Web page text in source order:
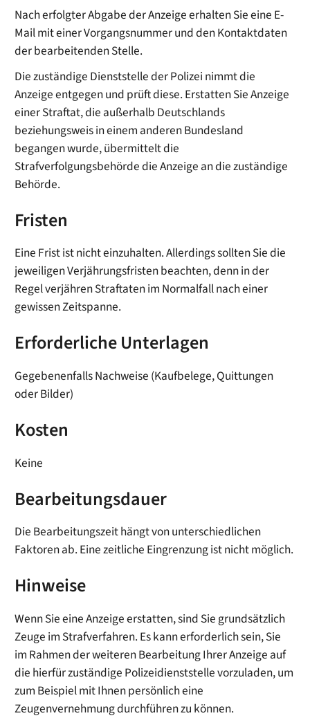
Nach erfolgter Abgabe der Anzeige erhalten Sie eine E-
Mail mit einer Vorgangsnummer und den Kontaktdaten
der bearbeitenden Stelle.
Die zuständige Dienststelle der Polizei nimmt die
Anzeige entgegen und prüft diese. Erstatten Sie Anzeige
einer Straftat, die außerhalb Deutschlands
beziehungsweis in einem anderen Bundesland
begangen wurde, übermittelt die
Strafverfolgungsbehörde die Anzeige an die zuständige
Behörde.
Fristen
Eine Frist ist nicht einzuhalten. Allerdings sollten Sie die
jeweiligen Verjährungsfristen beachten, denn in der
Regel verjähren Straftaten im Normalfall nach einer
gewissen Zeitspanne.
Erforderliche Unterlagen
Gegebenenfalls Nachweise (Kaufbelege, Quittungen
oder Bilder)
Kosten
Keine
Bearbeitungsdauer
Die Bearbeitungszeit hängt von unterschiedlichen
Faktoren ab. Eine zeitliche Eingrenzung ist nicht möglich.
Hinweise
Wenn Sie eine Anzeige erstatten, sind Sie grundsätzlich
Zeuge im Strafverfahren. Es kann erforderlich sein, Sie
im Rahmen der weiteren Bearbeitung Ihrer Anzeige auf
die hierfür zuständige Polizeidienststelle vorzuladen, um
zum Beispiel mit Ihnen persönlich eine
Zeugenvernehmung durchführen zu können.